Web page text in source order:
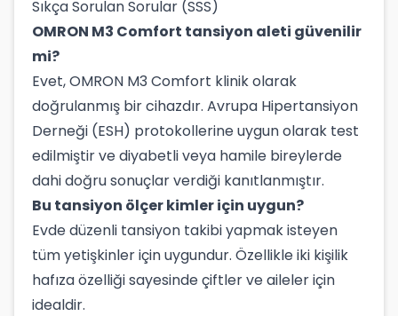
Sıkça Sorulan Sorular (SSS)
OMRON M3 Comfort tansiyon aleti güvenilir
mi?
Evet, OMRON M3 Comfort klinik olarak
doğrulanmış bir cihazdır. Avrupa Hipertansiyon
Derneği (ESH) protokollerine uygun olarak test
edilmiştir ve diyabetli veya hamile bireylerde
dahi doğru sonuçlar verdiği kanıtlanmıştır.
Bu tansiyon ölçer kimler için uygun?
Evde düzenli tansiyon takibi yapmak isteyen
tüm yetişkinler için uygundur. Özellikle iki kişilik
hafıza özelliği sayesinde çiftler ve aileler için
idealdir.